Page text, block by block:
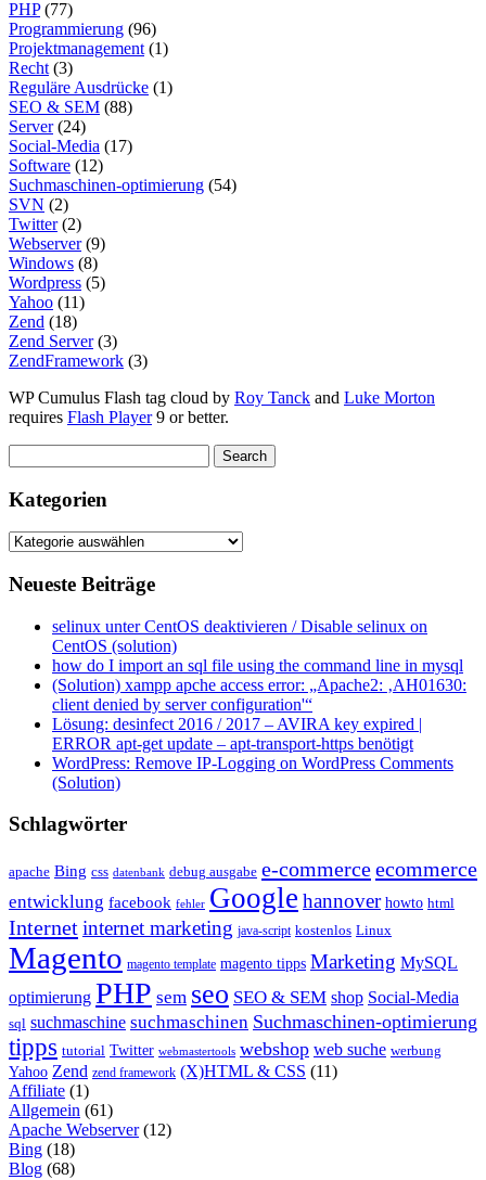
PHP(77)
Programmierung (96)
Projektmanagement (1)
Recht (3)
Reguläre Ausdrücke (1)
SEO & SEM (88)
Server(24)
Social-Media (17)
Software (12)
Suchmaschinen-optimierung (54)
SVN (2)
Twitter(2)
Webserver(9)
Windows (8)
Wordpress (5)
Yahoo (11)
Zend (18)
Zend Server(3)
ZendFramework (3)
WP Cumulus Flash tag cloud by Roy Tanck and Luke Morton
requires Flash Player9 or better.
Kategorien
Kategorien
Neueste Beiträge
selinux unter CentOS deaktivieren / Disable selinux on
CentOS (solution)
how do I import an sql file using the command line in mysql
(Solution) xampp apche access error: „Apache2: ‚AH01630:
client denied by server configuration'“
Lösung: desinfect 2016 / 2017 – AVIRA key expired |
ERROR apt-get update – apt-transport-https benötigt
WordPress: Remove IP-Logging on WordPress Comments
(Solution)
Schlagwörter
apache Bing css datenbank debug ausgabe e-commerceecommerce
entwicklung facebook fehler Google hannover howto html
Internetinternet marketing java-script kostenlos Linux
Magento magento template magento tipps Marketing MySQL
optimierung PHP sem seo SEO & SEM shop Social-Media
sql suchmaschine suchmaschinen Suchmaschinen-optimierung
tipps tutorial Twitter webmastertools webshop web suche werbung
Yahoo Zend zend framework (X)HTML & CSS (11)
Affiliate (1)
Allgemein (61)
Apache Webserver(12)
Bing (18)
Blog (68)